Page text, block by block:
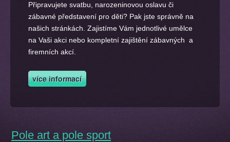
Připravujete svatbu, narozeninovou oslavu či
zábavné představení pro děti? Pak jste správně na
našich stránkách. Zajistíme Vám jednotlivé umělce
na Vaši akci nebo kompletní zajištění zábavných a
firemních akcí.
Pole art a pole sport